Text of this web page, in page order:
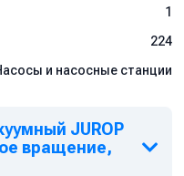
1
224
и насосные станции
JUROP
вращение,